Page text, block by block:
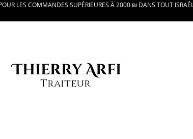
LES COMMANDES SUPÉRIEURES À 2000 ₪ DANS TOUT ISRAÊL
Thierry Arfi
Traiteur